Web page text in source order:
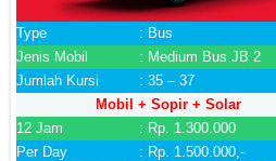
Type
: Bus
Jenis Mobil
: Medium Bus JB 2
Jumlah Kursi
: 35 – 37
Mobil + Sopir + Solar
12 Jam
: Rp. 1.300.000
Per Day
: Rp. 1.500.000,-